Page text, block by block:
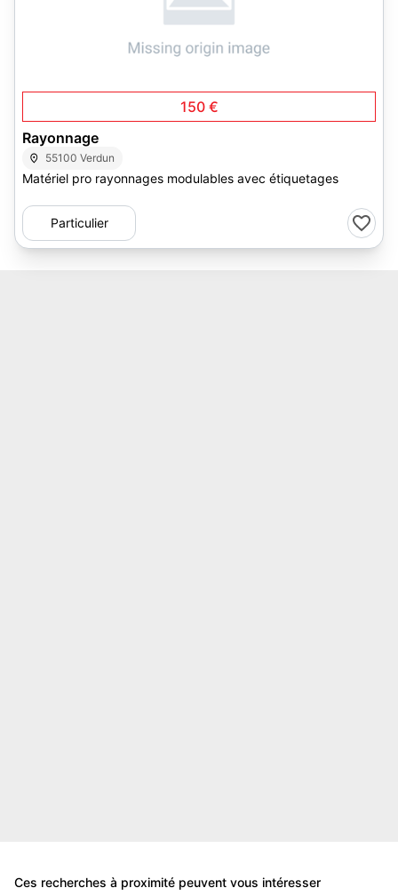
150 €
Rayonnage
55100 Verdun
Matériel pro rayonnages modulables avec étiquetages
Particulier
Ces recherches à proximité peuvent vous intéresser